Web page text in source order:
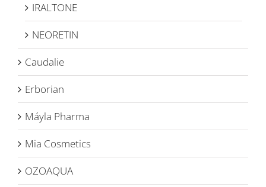
IRALTONE
NEORETIN
Caudalie
Erborian
Máyla Pharma
Mia Cosmetics
OZOAQUA